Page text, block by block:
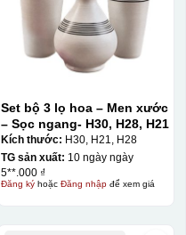
Set bộ 3 lọ hoa – Men xước
– Sọc ngang- H30, H28, H21
Kích thước: H30, H21, H28
TG sản xuất: 10 ngày ngày
5**.000 ₫
Đăng kýhoặc Đăng nhậpđể xem giá